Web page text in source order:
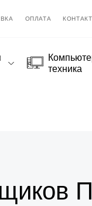
ОПЛАТА
техника